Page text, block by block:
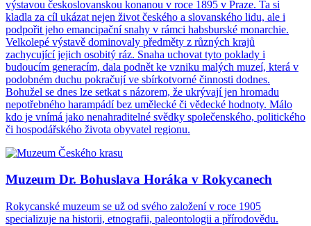
výstavou českoslovanskou konanou v roce 1895 v Praze. Ta si
kladla za cíl ukázat nejen život českého a slovanského lidu, ale i
podpořit jeho emancipační snahy v rámci habsburské monarchie.
Velkolepé výstavě dominovaly předměty z různých krajů
zachycující jejich osobitý ráz. Snaha uchovat tyto poklady i
budoucím generacím, dala podnět ke vzniku malých muzeí, která v
podobném duchu pokračují ve sbírkotvorné činnosti dodnes.
Bohužel se dnes lze setkat s názorem, že ukrývají jen hromadu
nepotřebného harampádí bez umělecké či vědecké hodnoty. Málo
kdo je vnímá jako nenahraditelné svědky společenského, politického
či hospodářského života obyvatel regionu.
Muzeum Dr. Bohuslava Horáka v Rokycanech
Rokycanské muzeum se už od svého založení v roce 1905
specializuje na historii, etnografii, paleontologii a přírodovědu.